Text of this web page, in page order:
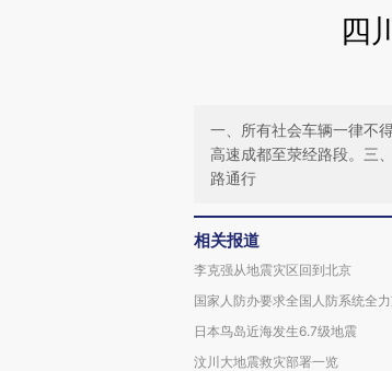
四
一、所有社会车辆一律不
高速成都至荥经路段。三
路通行
相关报道
李克强从地震灾区回到北京
国家人防办要求全国人防系统全
日本鸟岛近海发生6.7级地震
汶川大地震救灾部署一览